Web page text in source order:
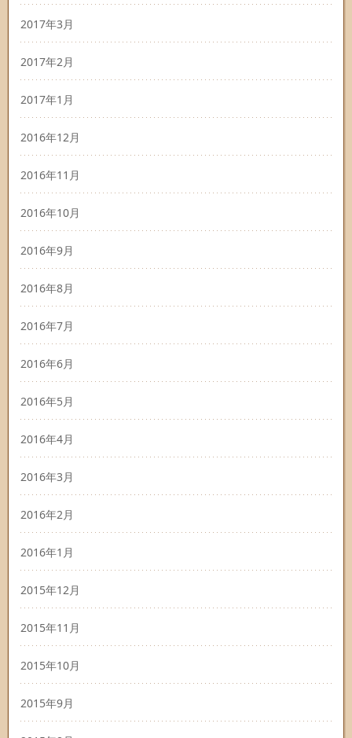
2017年3月
2017年2月
2017年1月
2016年12月
2016年11月
2016年10月
2016年9月
2016年8月
2016年7月
2016年6月
2016年5月
2016年4月
2016年3月
2016年2月
2016年1月
2015年12月
2015年11月
2015年10月
2015年9月